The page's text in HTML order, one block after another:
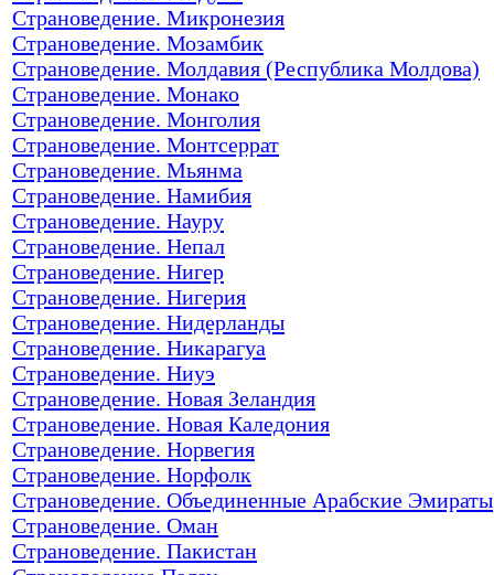
Страноведение. Микронезия
Страноведение. Мозамбик
Страноведение. Молдавия (Республика Молдова)
Страноведение. Монако
Страноведение. Монголия
Страноведение. Монтсеррат
Страноведение. Мьянма
Страноведение. Намибия
Страноведение. Науру
Страноведение. Непал
Страноведение. Нигер
Страноведение. Нигерия
Страноведение. Нидерланды
Страноведение. Никарагуа
Страноведение. Ниуэ
Страноведение. Новая Зеландия
Страноведение. Новая Каледония
Страноведение. Норвегия
Страноведение. Норфолк
Страноведение. Объединенные Арабские Эмираты
Страноведение. Оман
Страноведение. Пакистан